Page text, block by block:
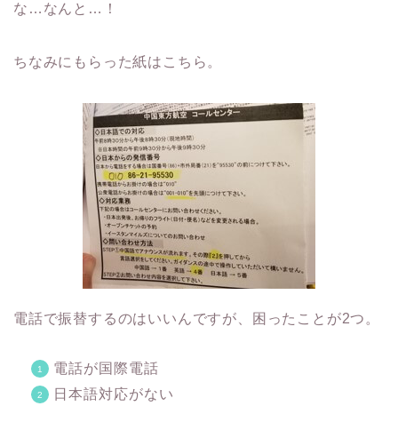
な…なんと…！
ちなみにもらった紙はこちら。
電話で振替するのはいいんですが、困ったことが2つ。
電話が国際電話
日本語対応がない